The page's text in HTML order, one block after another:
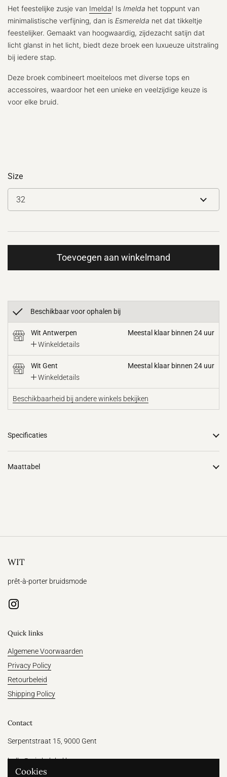
Het feestelijke zusje van Imelda! Is Imelda het toppunt van
minimalistische verfijning, dan is Esmerelda net dat tikkeltje
feestelijker. Gemaakt van hoogwaardig, zijdezacht satijn dat
licht glanst in het licht, biedt deze broek een luxueuze uitstraling
bij iedere stap.
Deze broek combineert moeiteloos met diverse tops en
accessoires, waardoor het een unieke en veelzijdige keuze is
voor elke bruid.
Size
Toevoegen aan winkelmand
Beschikbaar voor ophalen bij
Wit Antwerpen
Winkeldetails
Meestal klaar binnen 24 uur
Wit Gent
Winkeldetails
Meestal klaar binnen 24 uur
Beschikbaarheid bij andere winkels bekijken
Specificaties
Maattabel
WIT
prêt-à-porter bruidsmode
Instagram
Quick links
Algemene Voorwaarden
Privacy Policy
Retourbeleid
Shipping Policy
Contact
Serpentstraat 15, 9000 Gent
hallo@witthelabel.be
Cookies